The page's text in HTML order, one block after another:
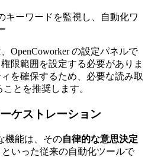
キーワードを監視し、自動化ワ
OpenCoworker の設定パネルで
限範囲を設定する必要がありま
を確保するため、必要な読み取
とを推奨します。
ケストレーション
機能は、その自律的な意思決定
といった従来の自動化ツールで